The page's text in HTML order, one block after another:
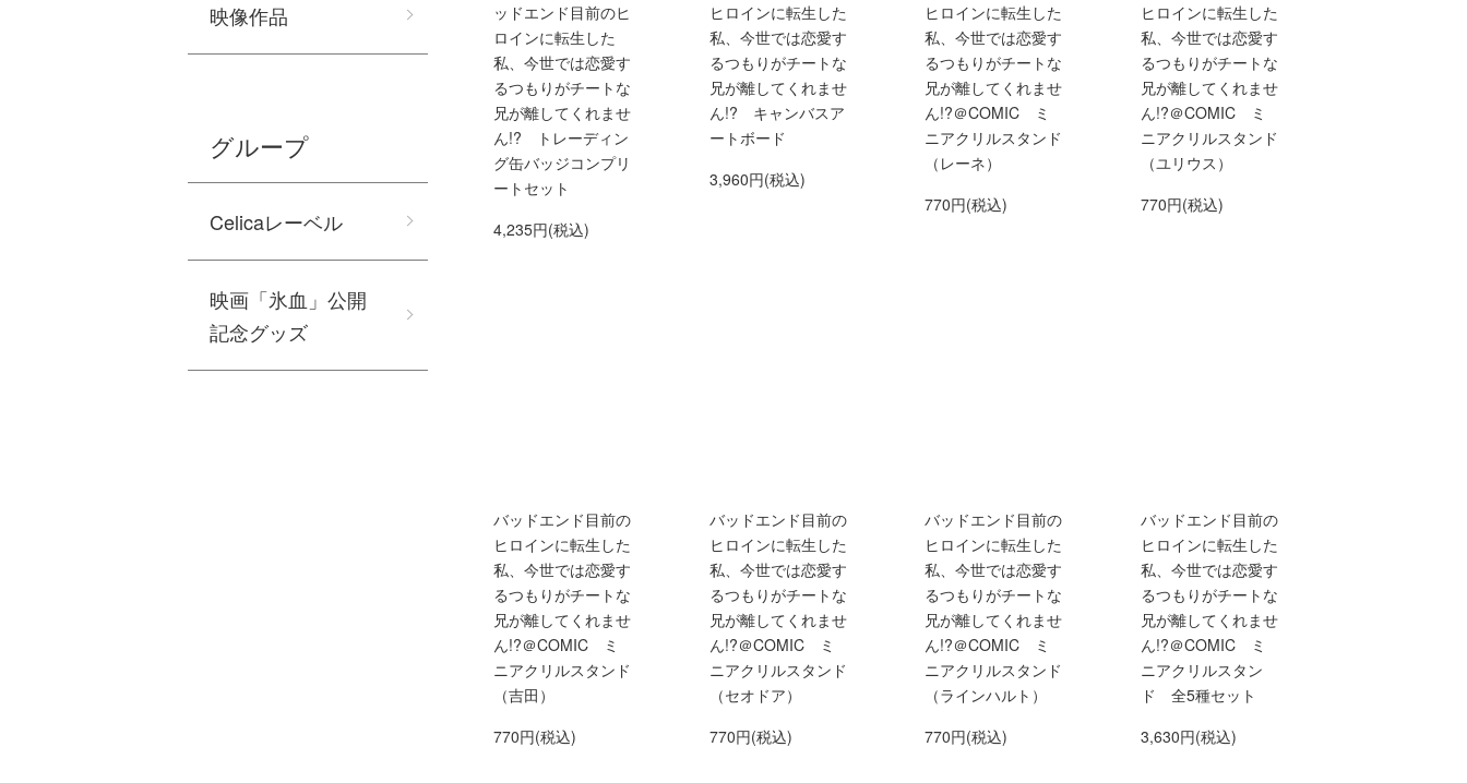
ッドエンド目前のヒ
ロインに転生した
私、今世では恋愛す
るつもりがチートな
兄が離してくれませ
ん!? トレーディン
グ缶バッジコンプリ
ートセット
4,235円(税込)
ヒロインに転生した
私、今世では恋愛す
るつもりがチートな
兄が離してくれませ
ん!? キャンバスア
ートボード
3,960円(税込)
ヒロインに転生した
私、今世では恋愛す
るつもりがチートな
兄が離してくれませ
ん!?＠COMIC ミ
ニアクリルスタンド
（レーネ）
770円(税込)
ヒロインに転生した
私、今世では恋愛す
るつもりがチートな
兄が離してくれませ
ん!?＠COMIC ミ
ニアクリルスタンド
（ユリウス）
770円(税込)
バッドエンド目前の
ヒロインに転生した
私、今世では恋愛す
るつもりがチートな
兄が離してくれませ
ん!?＠COMIC ミ
ニアクリルスタンド
（吉田）
770円(税込)
バッドエンド目前の
ヒロインに転生した
私、今世では恋愛す
るつもりがチートな
兄が離してくれませ
ん!?＠COMIC ミ
ニアクリルスタンド
（セオドア）
770円(税込)
バッドエンド目前の
ヒロインに転生した
私、今世では恋愛す
るつもりがチートな
兄が離してくれませ
ん!?＠COMIC ミ
ニアクリルスタンド
（ラインハルト）
770円(税込)
バッドエンド目前の
ヒロインに転生した
私、今世では恋愛す
るつもりがチートな
兄が離してくれませ
ん!?＠COMIC ミ
ニアクリルスタン
ド 全5種セット
3,630円(税込)
映像作品
グループ
Celicaレーベル
映画「氷血」公開
記念グッズ